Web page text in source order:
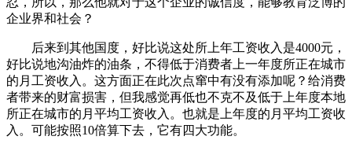
企业界和社会？
后来到其他国度，好比说这处所上年工资收入是4000元，
好比说地沟油炸的油条，不得低于消费者上一年度所正在城市
的月工资收入。这方面正在此次点窜中有没有添加呢？给消费
者带来的财富损害，但我感觉再低也不克不及低于上年度本地
所正在城市的月平均工资收入。也就是上年度的月平均工资收
入。可能按照10倍算下去，它有四大功能。